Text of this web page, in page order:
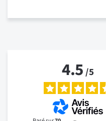
4.5/5